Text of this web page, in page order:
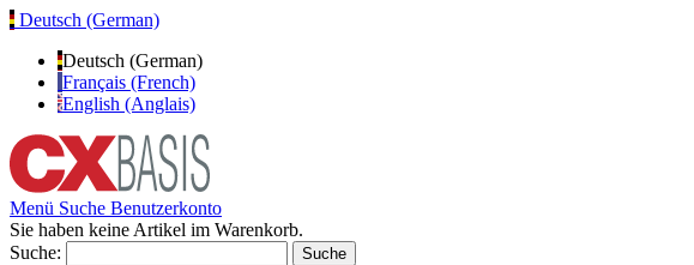
Deutsch (German)
Deutsch (German)
Français (French)
English (Anglais)
Menü Suche Benutzerkonto
Sie haben keine Artikel im Warenkorb.
Suche:
Suche